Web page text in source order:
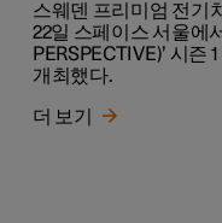
스웨덴 프리미엄 전기
22일 스페이스 서울에
PERSPECTIVE)’ 시즌
개최했다.
더 보기